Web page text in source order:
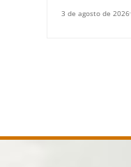
3 de agosto de 2026